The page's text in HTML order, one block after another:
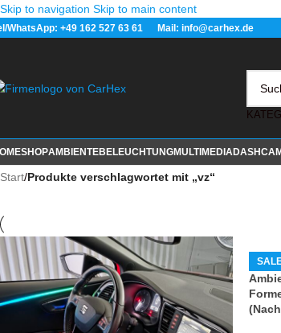
Skip to navigation Skip to main content
WhatsApp: +49 162 527 63 61 Mail: info@carhex.de
SHOPAMBIENTEBELEUCHTUNGMULTIMEDIADASHCAM
Start/Produkte verschlagwortet mit „vz“